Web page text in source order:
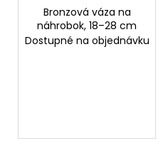
Bronzová váza na
náhrobok, 18–28 cm
Dostupné na objednávku